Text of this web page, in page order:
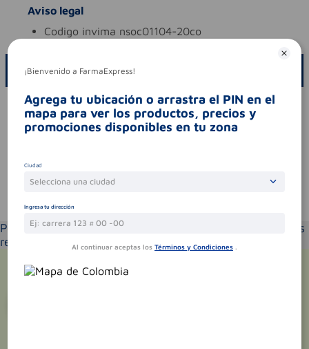
Aviso legal
codigo invima nsoc01104-20co
ESCRIBE UN COMENTARIO
Por favor, inicie sesión para escribir un comentario
Sin comentarios.
Por favor selecciona tu ubicación y verás los productos
recomendados según la cobertura de entrega
¡Bienvenido a FarmaExpress!
Agrega tu ubicación o arrastra el PIN en el
mapa para ver los productos, precios y
promociones disponibles en tu zona
Ciudad
Selecciona una ciudad
Ingresa tu dirección
Al continuar aceptas los Términos y Condiciones .